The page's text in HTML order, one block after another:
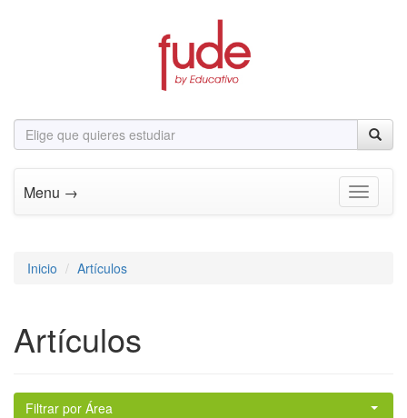
Menu → Toggle
Inicio Artículos
Artículos
Filtrar por Área